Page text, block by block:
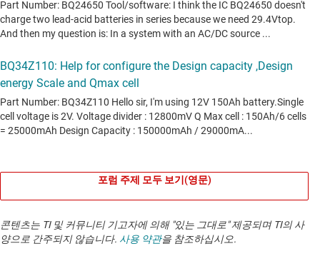
포럼 주제 모두 보기(영문)
콘텐츠는 TI 및 커뮤니티 기고자에 의해 "있는 그대로" 제공되며 TI의 사
양으로 간주되지 않습니다. 사용 약관을 참조하십시오.